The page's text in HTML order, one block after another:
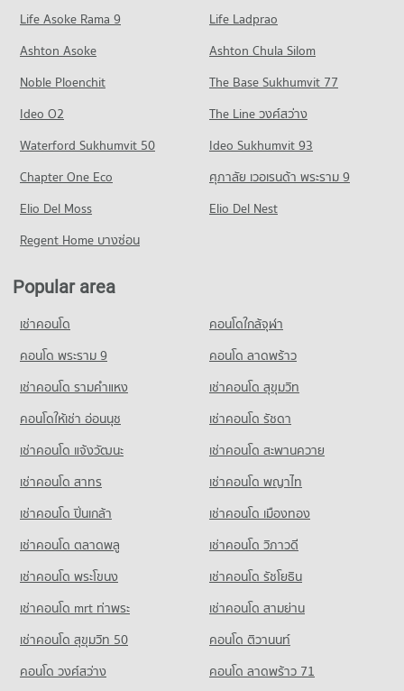
16 properties for rent
Condo for Sale Tesco Lotus Phra Nakhon Si Ayutthaya
PROJECT_COUNT
Condo for Rent Makro Phra Nakhon Si Ayutthaya
63 properties for sale
PROJECT_COUNT
Condo for Rent near Pranakhon Si Ayutthaya Polytechnic
College
15 properties for rent
Condo for Sale near Pranakhon Si Ayutthaya Polytechnic
College
85 properties for sale
Condo Rojana Industrial Park
22 properties for rent
175 properties for sale
Life Asoke Rama 9
Life Ladprao
Ashton Asoke
Ashton Chula Silom
Noble Ploenchit
The Base Sukhumvit 77
Ideo O2
The Line วงศ์สว่าง
Waterford Sukhumvit 50
Ideo Sukhumvit 93
Chapter One Eco
ศุภาลัย เวอเรนด้า พระราม 9
Elio Del Moss
Elio Del Nest
Regent Home บางซ่อน
Popular area
เช่าคอนโด
คอนโดใกล้จุฬา
คอนโด พระราม 9
คอนโด ลาดพร้าว
เช่าคอนโด รามคําแหง
เช่าคอนโด สุขุมวิท
คอนโดให้เช่า อ่อนนุช
เช่าคอนโด รัชดา
เช่าคอนโด แจ้งวัฒนะ
เช่าคอนโด สะพานควาย
เช่าคอนโด สาทร
เช่าคอนโด พญาไท
เช่าคอนโด ปิ่นเกล้า
เช่าคอนโด เมืองทอง
เช่าคอนโด ตลาดพลู
เช่าคอนโด วิภาวดี
เช่าคอนโด พระโขนง
เช่าคอนโด รัชโยธิน
เช่าคอนโด mrt ท่าพระ
เช่าคอนโด สามย่าน
เช่าคอนโด สุขุมวิท 50
คอนโด ติวานนท์
คอนโด วงศ์สว่าง
คอนโด ลาดพร้าว 71